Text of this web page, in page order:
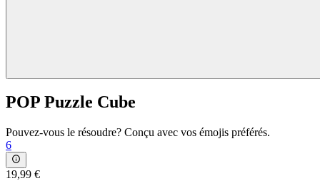
POP Puzzle Cube
Pouvez-vous le résoudre? Conçu avec vos émojis préférés.
6
19,99 €